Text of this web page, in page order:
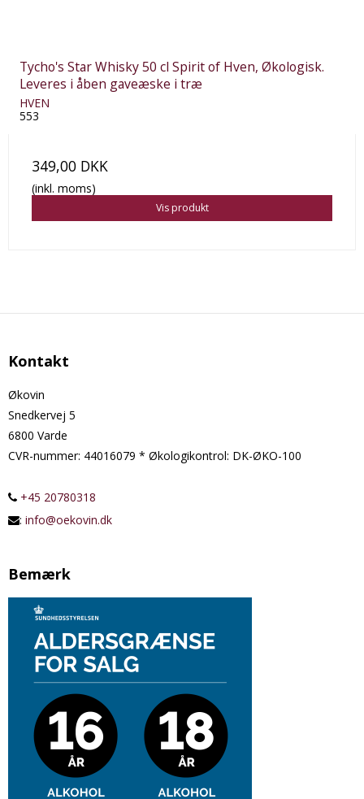
Tycho's Star Whisky 50 cl Spirit of Hven, Økologisk.
Leveres i åben gaveæske i træ
HVEN
553
349,00 DKK
(inkl. moms)
Vis produkt
Kontakt
Økovin
Snedkervej 5
6800 Varde
CVR-nummer: 44016079 * Økologikontrol: DK-ØKO-100
+45 20780318
: info@oekovin.dk
Bemærk